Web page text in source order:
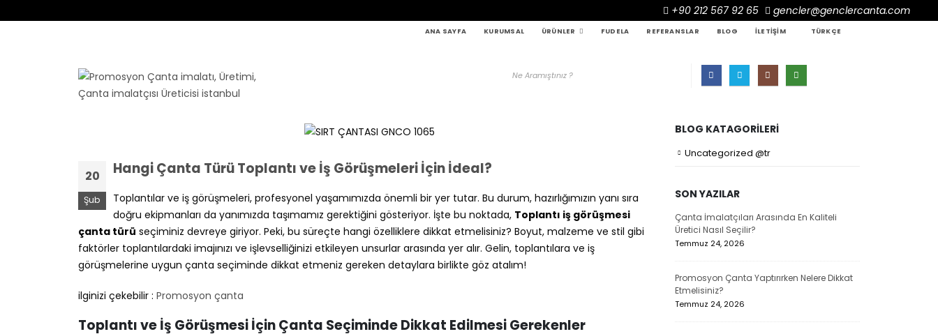
+90 212 567 92 65 gencler@genclercanta.com
ANA SAYFA KURUMSAL ÜRÜNLER FUDELA REFERANSLAR BLOG İLETIŞIM TÜRKÇE
20
Şub
Hangi Çanta Türü Toplantı ve İş Görüşmeleri İçin İdeal?
Toplantılar ve iş görüşmeleri, profesyonel yaşamımızda önemli bir yer tutar. Bu durum, hazırlığımızın yanı sıra
doğru ekipmanları da yanımızda taşımamız gerektiğini gösteriyor. İşte bu noktada, Toplantı iş görüşmesi
çanta türü seçiminiz devreye giriyor. Peki, bu süreçte hangi özelliklere dikkat etmelisiniz? Boyut, malzeme ve stil gibi
faktörler toplantılardaki imajınızı ve işlevselliğinizi etkileyen unsurlar arasında yer alır. Gelin, toplantılara ve iş
görüşmelerine uygun çanta seçiminde dikkat etmeniz gereken detaylara birlikte göz atalım!
ilginizi çekebilir : Promosyon çanta
Toplantı ve İş Görüşmesi İçin Çanta Seçiminde Dikkat Edilmesi Gerekenler
BLOG KATAGORILERI
Uncategorized @tr
SON YAZILAR
Çanta İmalatçıları Arasında En Kaliteli
Üretici Nasıl Seçilir?
Temmuz 24, 2026
Promosyon Çanta Yaptırırken Nelere Dikkat
Etmelisiniz?
Temmuz 24, 2026